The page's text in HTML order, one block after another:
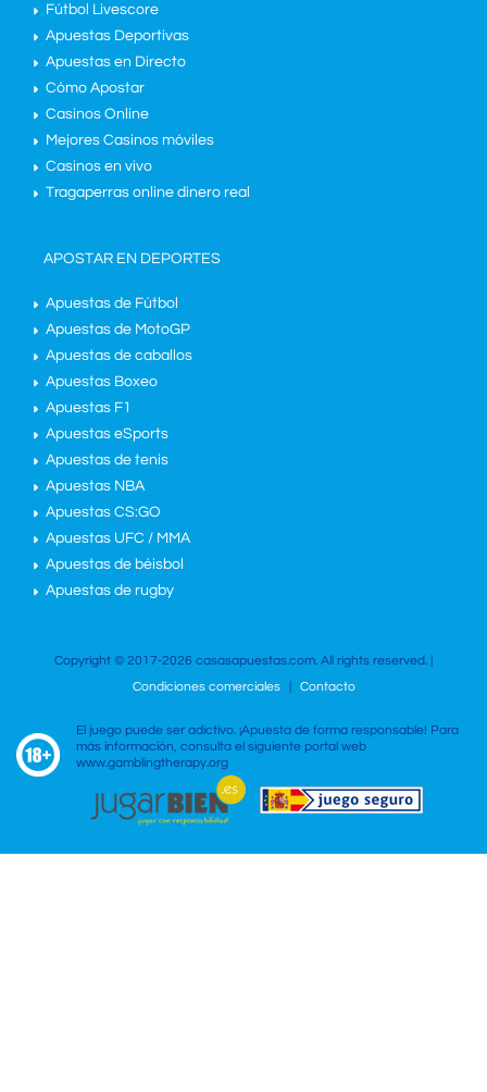
Fútbol Livescore
Apuestas Deportivas
Apuestas en Directo
Cómo Apostar
Casinos Online
Mejores Casinos móviles
Casinos en vivo
Tragaperras online dinero real
APOSTAR EN DEPORTES
Apuestas de Fútbol
Apuestas de MotoGP
Apuestas de caballos
Apuestas Boxeo
Apuestas F1
Apuestas eSports
Apuestas de tenis
Apuestas NBA
Apuestas CS:GO
Apuestas UFC / MMA
Apuestas de béisbol
Apuestas de rugby
Copyright © 2017-2026 casasapuestas.com. All rights reserved. |
Condiciones comerciales
Contacto
El juego puede ser adictivo. ¡Apuesta de forma responsable! Para
más información, consulta el siguiente portal web
www.gamblingtherapy.org